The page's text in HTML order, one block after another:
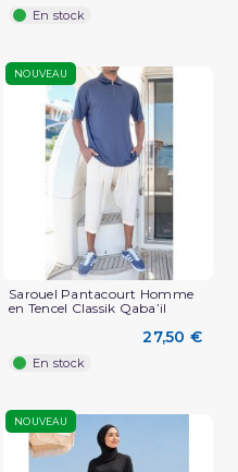
En stock
NOUVEAU
Sarouel Pantacourt Homme
en Tencel Classik Qaba’il
27,50 €
En stock
NOUVEAU